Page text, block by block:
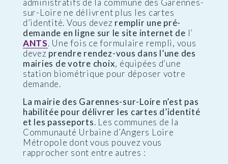
sur-Loire ne délivrent plus les cartes
d’identité. Vous devez remplir une pré-
demande en ligne sur le site internet de l’
ANTS. Une fois ce formulaire rempli, vous
devez prendre rendez-vous dans l’une des
mairies de votre choix, équipées d’une
station biométrique pour déposer votre
demande.
La mairie des Garennes-sur-Loire n’est pas
habilitée pour délivrer les cartes d’identité
et les passeports. Les communes de la
Communauté Urbaine d’Angers Loire
Métropole dont vous pouvez vous
rapprocher sont entre autres :